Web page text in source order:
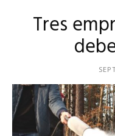
Tres